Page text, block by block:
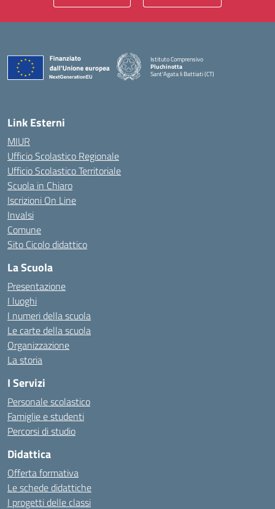
Istituto Comprensivo
Pluchinotta
Sant'Agata li Battiati (CT)
— Visita la pagina iniziale della scuola
Link Esterni
MIUR
Ufficio Scolastico Regionale
Ufficio Scolastico Territoriale
Scuola in Chiaro
Iscrizioni On Line
Invalsi
Comune
Sito Cicolo didattico
La Scuola
Presentazione
I luoghi
I numeri della scuola
Le carte della scuola
Organizzazione
La storia
I Servizi
Personale scolastico
Famiglie e studenti
Percorsi di studio
Didattica
Offerta formativa
Le schede didattiche
I progetti delle classi